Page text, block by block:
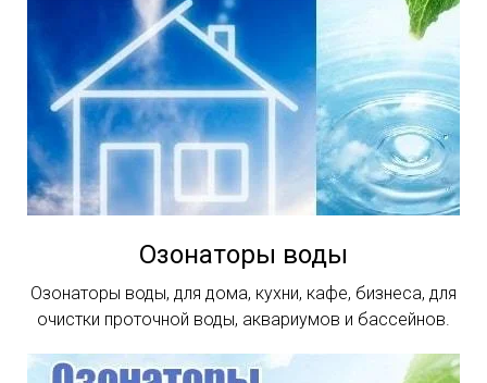
Озонаторы воды
Озонаторы воды, для дома, кухни, кафе, бизнеса, для
очистки проточной воды, аквариумов и бассейнов.